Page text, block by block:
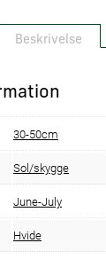
Beskrivelse
30-50cm
Sol/skygge
June-July
Hvide